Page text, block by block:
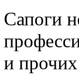
Cапоги
и